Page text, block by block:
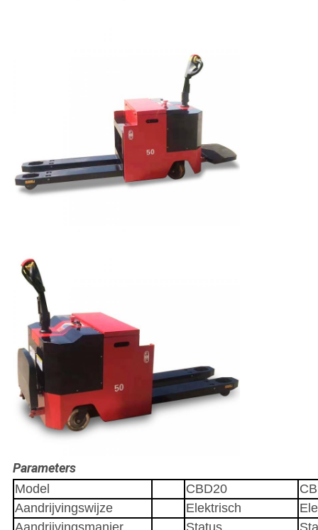
Parameters
Model CBD20
Aandrijvingswijze
Elektrisch